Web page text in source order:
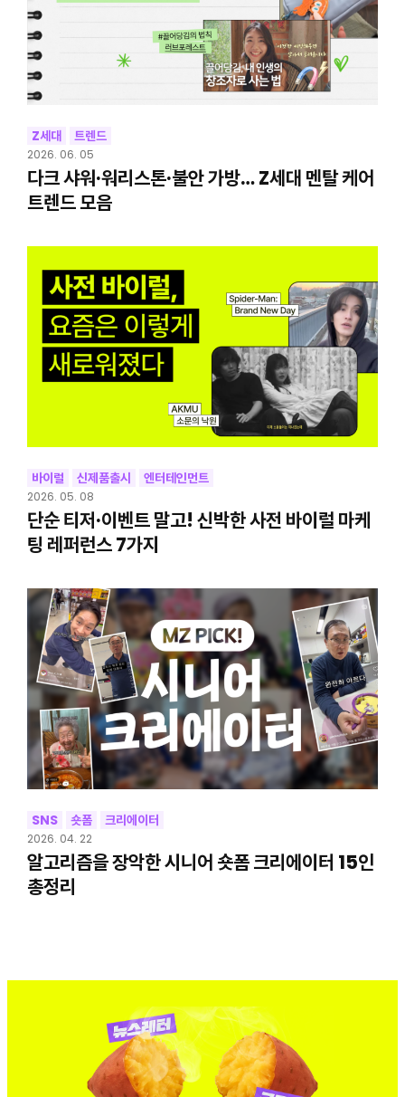
Z세대 트렌드
2026. 06. 05
다크 샤워·워리스톤·불안 가방… Z세대 멘탈 케어
트렌드 모음
바이럴 신제품출시 엔터테인먼트
2026. 05. 08
단순 티저·이벤트 말고! 신박한 사전 바이럴 마케
팅 레퍼런스 7가지
SNS 숏폼 크리에이터
2026. 04. 22
알고리즘을 장악한 시니어 숏폼 크리에이터 15인
총정리